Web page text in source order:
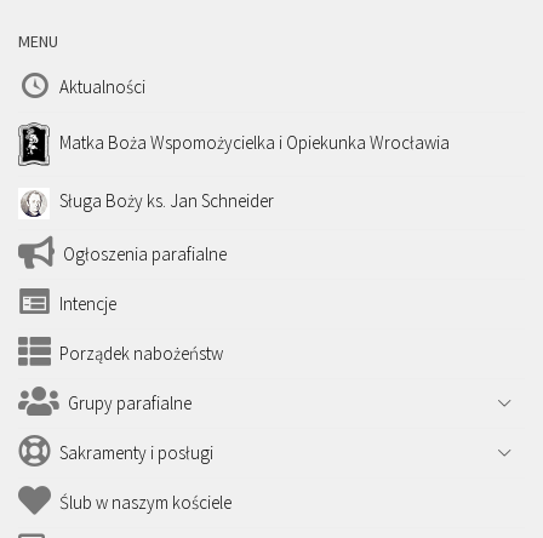
MENU
Aktualności
Matka Boża Wspomożycielka i Opiekunka Wrocławia
Sługa Boży ks. Jan Schneider
Ogłoszenia parafialne
Intencje
Porządek nabożeństw
Grupy parafialne
Sakramenty i posługi
Ślub w naszym kościele